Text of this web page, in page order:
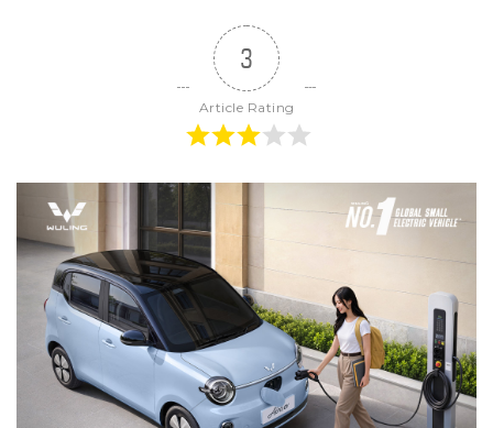
3
Article Rating